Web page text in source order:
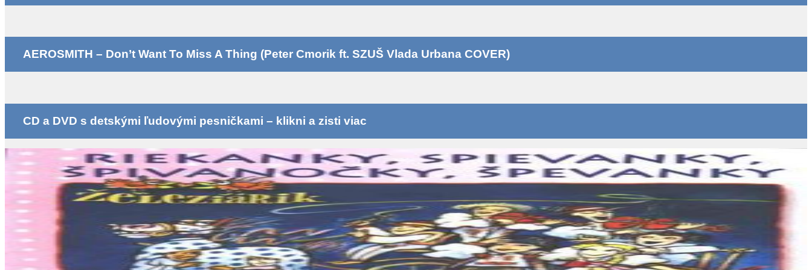
AEROSMITH – Don’t Want To Miss A Thing (Peter Cmorik ft. SZUŠ Vlada Urbana COVER)
CD a DVD s detskými ľudovými pesničkami – klikni a zisti viac